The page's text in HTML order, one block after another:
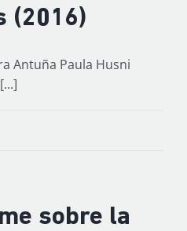
(2016)
Antuña Paula Husni
sobre la